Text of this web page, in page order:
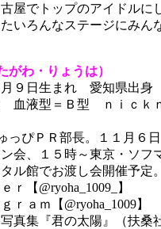
屋でトップのアイドル
いろんなステージにみん
がわ・りょうは）
月９日生まれ 愛知県出身
血液型＝Ｂ型 ｎｉｃｋ
っぴＰＲ部長。１１月６
会、１５時～東京・ソ
ル館でお渡し会開催予定。
ｒ【@ryoha_1009_】
ｒａｍ【@ryoha_1009】
真集『君の太陽』（扶桑